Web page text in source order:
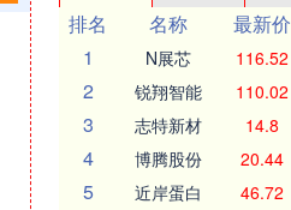
排名
名称 最新价
1
N展芯 116.52
2 锐翔智能 110.02
3 志特新材 14.8
4 博腾股份 20.44
5 近岸蛋白 46.72